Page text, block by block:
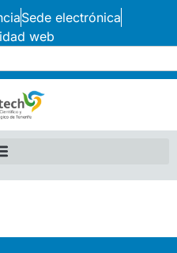
Sede electrónica
web